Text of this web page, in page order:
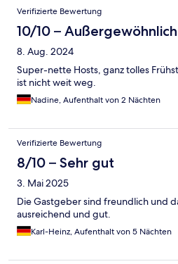
Verifizierte Bewertung
10/10 – Außergewöhnlich
8. Aug. 2024
Super-nette Hosts, ganz tolles
ist nicht weit weg.
Nadine, Aufenthalt von 2 Nächten
Verifizierte Bewertung
8/10 – Sehr gut
3. Mai 2025
Die Gastgeber sind freundlich und
ausreichend und gut.
Karl-Heinz, Aufenthalt von 5 Nächten